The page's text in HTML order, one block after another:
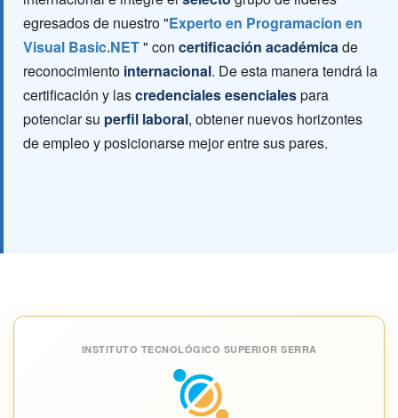
egresados de nuestro "Experto en Programacion en
Visual Basic.NET" con certificación académicade
reconocimiento internacional. De esta manera tendrá la
certificación y lascredenciales esencialespara
potenciar su perfil laboral, obtener nuevos horizontes
de empleo y posicionarse mejor entre sus pares.
INSTITUTO TECNOLÓGICO SUPERIOR SERRA